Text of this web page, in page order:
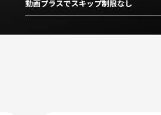
動画プラスでスキップ制限なし